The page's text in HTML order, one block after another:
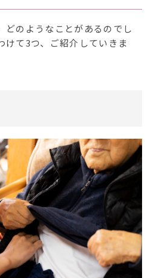
どのようなことがあるのでし
けて3つ、ご紹介していきま